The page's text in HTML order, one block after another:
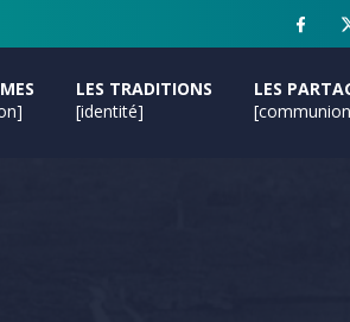
LES TRADITIONS
[identité]
LES